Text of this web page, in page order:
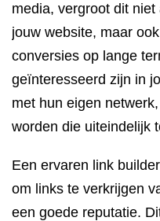
media, vergroot dit
jouw website, maar
conversies op lange
geïnteresseerd zijn in
met hun eigen
worden die uiteindelijk
Een ervaren link
om links te verkrijgen
een goede reputatie.